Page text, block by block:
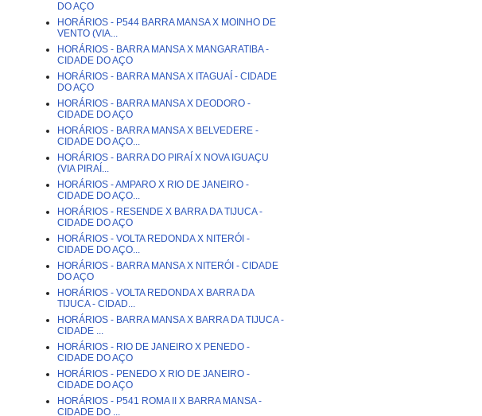
DO AÇO
HORÁRIOS - P544 BARRA MANSA X MOINHO DE
VENTO (VIA...
HORÁRIOS - BARRA MANSA X MANGARATIBA -
CIDADE DO AÇO
HORÁRIOS - BARRA MANSA X ITAGUAÍ - CIDADE
DO AÇO
HORÁRIOS - BARRA MANSA X DEODORO -
CIDADE DO AÇO
HORÁRIOS - BARRA MANSA X BELVEDERE -
CIDADE DO AÇO...
HORÁRIOS - BARRA DO PIRAÍ X NOVA IGUAÇU
(VIA PIRAÍ...
HORÁRIOS - AMPARO X RIO DE JANEIRO -
CIDADE DO AÇO...
HORÁRIOS - RESENDE X BARRA DA TIJUCA -
CIDADE DO AÇO
HORÁRIOS - VOLTA REDONDA X NITERÓI -
CIDADE DO AÇO...
HORÁRIOS - BARRA MANSA X NITERÓI - CIDADE
DO AÇO
HORÁRIOS - VOLTA REDONDA X BARRA DA
TIJUCA - CIDAD...
HORÁRIOS - BARRA MANSA X BARRA DA TIJUCA -
CIDADE ...
HORÁRIOS - RIO DE JANEIRO X PENEDO -
CIDADE DO AÇO
HORÁRIOS - PENEDO X RIO DE JANEIRO -
CIDADE DO AÇO
HORÁRIOS - P541 ROMA II X BARRA MANSA -
CIDADE DO ...